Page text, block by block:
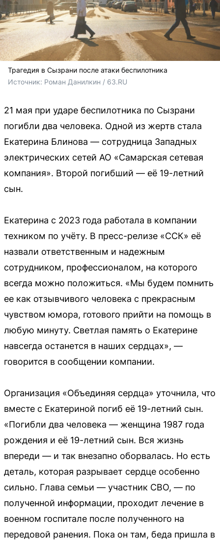
Трагедия в Сызрани после атаки беспилотника
Источник: Роман Данилкин / 63.RU
21 мая при ударе беспилотника по Сызрани
погибли два человека. Одной из жертв стала
Екатерина Блинова — сотрудница Западных
электрических сетей АО «Самарская сетевая
компания». Второй погибший — её 19-летний
сын.
Екатерина с 2023 года работала в компании
техником по учёту. В пресс-релизе «ССК» её
назвали ответственным и надежным
сотрудником, профессионалом, на которого
всегда можно положиться. «Мы будем помнить
ее как отзывчивого человека с прекрасным
чувством юмора, готового прийти на помощь в
любую минуту. Светлая память о Екатерине
навсегда останется в наших сердцах», —
говорится в сообщении компании.
Организация «Объединяя сердца» уточнила, что
вместе с Екатериной погиб её 19-летний сын.
«Погибли два человека — женщина 1987 года
рождения и её 19-летний сын. Вся жизнь
впереди — и так внезапно оборвалась. Но есть
деталь, которая разрывает сердце особенно
сильно. Глава семьи — участник СВО, — по
полученной информации, проходит лечение в
военном госпитале после полученного на
передовой ранения. Пока он там, беда пришла в